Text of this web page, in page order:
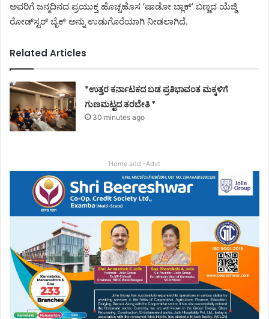
ಅವರಿಗೆ ಜನ್ಮದಿನದ ಪ್ರಯುಕ್ತ ಹೊಚ್ಚಹೊಸ ‘ಷಾಡೋ ಬ್ಲಾಕ್’ ಬಣ್ಣದ ಯೆಜ್ಡಿ
ರೋಡ್‌ಸ್ಟರ್ ಬೈಕ್ ಅನ್ನು ಉಡುಗೊರೆಯಾಗಿ ನೀಡಲಾಗಿದೆ.
Related Articles
*ಉತ್ತರ ಕರ್ನಾಟಕದ ಬಡ ಪ್ರತಿಭಾವಂತ ಮಕ್ಕಳಿಗೆ
ಗುಣಮಟ್ಟದ ತರಬೇತಿ *
30 minutes ago
Home add -Advt